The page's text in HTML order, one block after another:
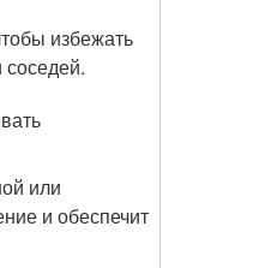
избежать
соседей.
или
и обеспечит